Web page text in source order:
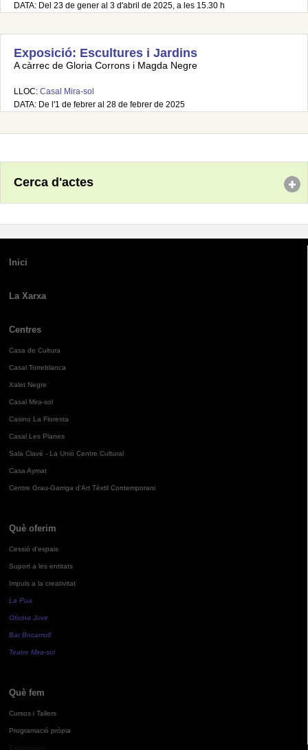
DATA: Del 23 de gener al 3 d'abril de 2025, a les 15.30 h
Exposició: Escultures i Jardins
A càrrec de Gloria Corrons i Magda Negre
LLOC: Casal Mira-sol
DATA: De l'1 de febrer al 28 de febrer de 2025
Cerca d'actes
Inici
La Xarxa
Centres
Casa de Cultura
Casal Torreblanca
Xalet Negre
Casal Mira-sol
Casino La Floresta
Casal Les Planes
Sala Clavé - La Unió Centre Cultural
Casa Aymat
Centre Grau-Garriga d'Art Tèxtil Contemporani
Què oferim
Cessió d'espais
Suport a les entitats
Impuls a la creativitat
La Pua
Oficina Jove
Bar Bocamoll
Teatre Mira-sol
Què fem
Cursos i Tallers
Programació pròpia